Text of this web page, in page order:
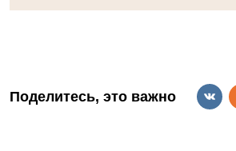
Поделитесь, это важно